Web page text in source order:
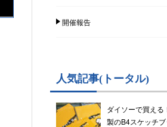
開催報告
人気記事(トータル)
ダイソーで買える
製のB4スケッチブ